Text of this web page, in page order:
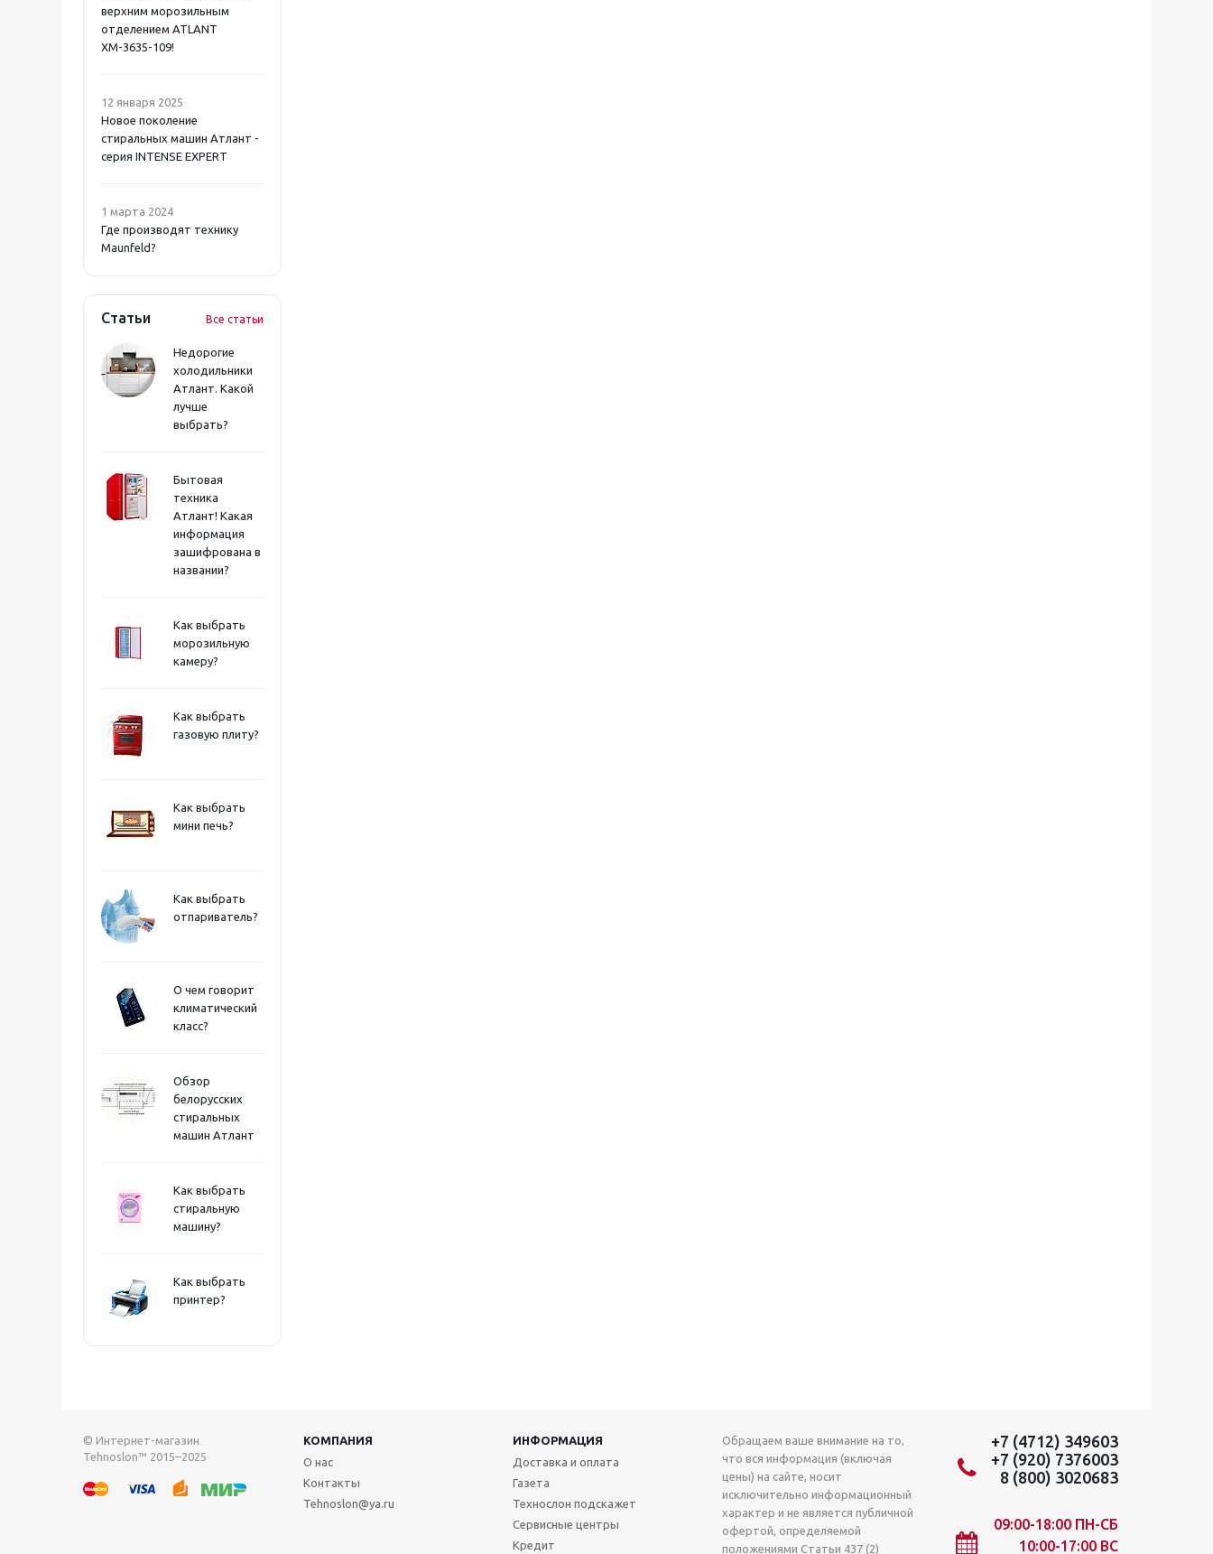
верхним морозильным
отделением ATLANT
ХМ-3635-109!
12 января 2025
Новое поколение
стиральных машин Атлант -
серия INTENSE EXPERT
1 марта 2024
Где производят технику
Maunfeld?
Статьи Все статьи
Недорогие
холодильники
Атлант. Какой
лучше
выбрать?
Бытовая
техника
Атлант! Какая
информация
зашифрована в
названии?
Как выбрать
морозильную
камеру?
Как выбрать
газовую плиту?
Как выбрать
мини печь?
Как выбрать
отпариватель?
О чем говорит
климатический
класс?
Обзор
белорусских
стиральных
машин Атлант
Как выбрать
стиральную
машину?
Как выбрать
принтер?
© Интернет-магазин
Tehnoslon™ 2015–2025
КОМПАНИЯ
ИНФОРМАЦИЯ
О нас
Контакты
Tehnoslon@ya.ru
Доставка и оплата
Газета
Технослон подскажет
Сервисные центры
Кредит
Обращаем ваше внимание на то,
что вся информация (включая
цены) на сайте, носит
исключительно информационный
характер и не является публичной
офертой, определяемой
положениями Статьи 437 (2)
+7 (4712) 349603
+7 (920) 7376003
8 (800) 3020683
09:00-18:00 ПН-СБ
10:00-17:00 ВС